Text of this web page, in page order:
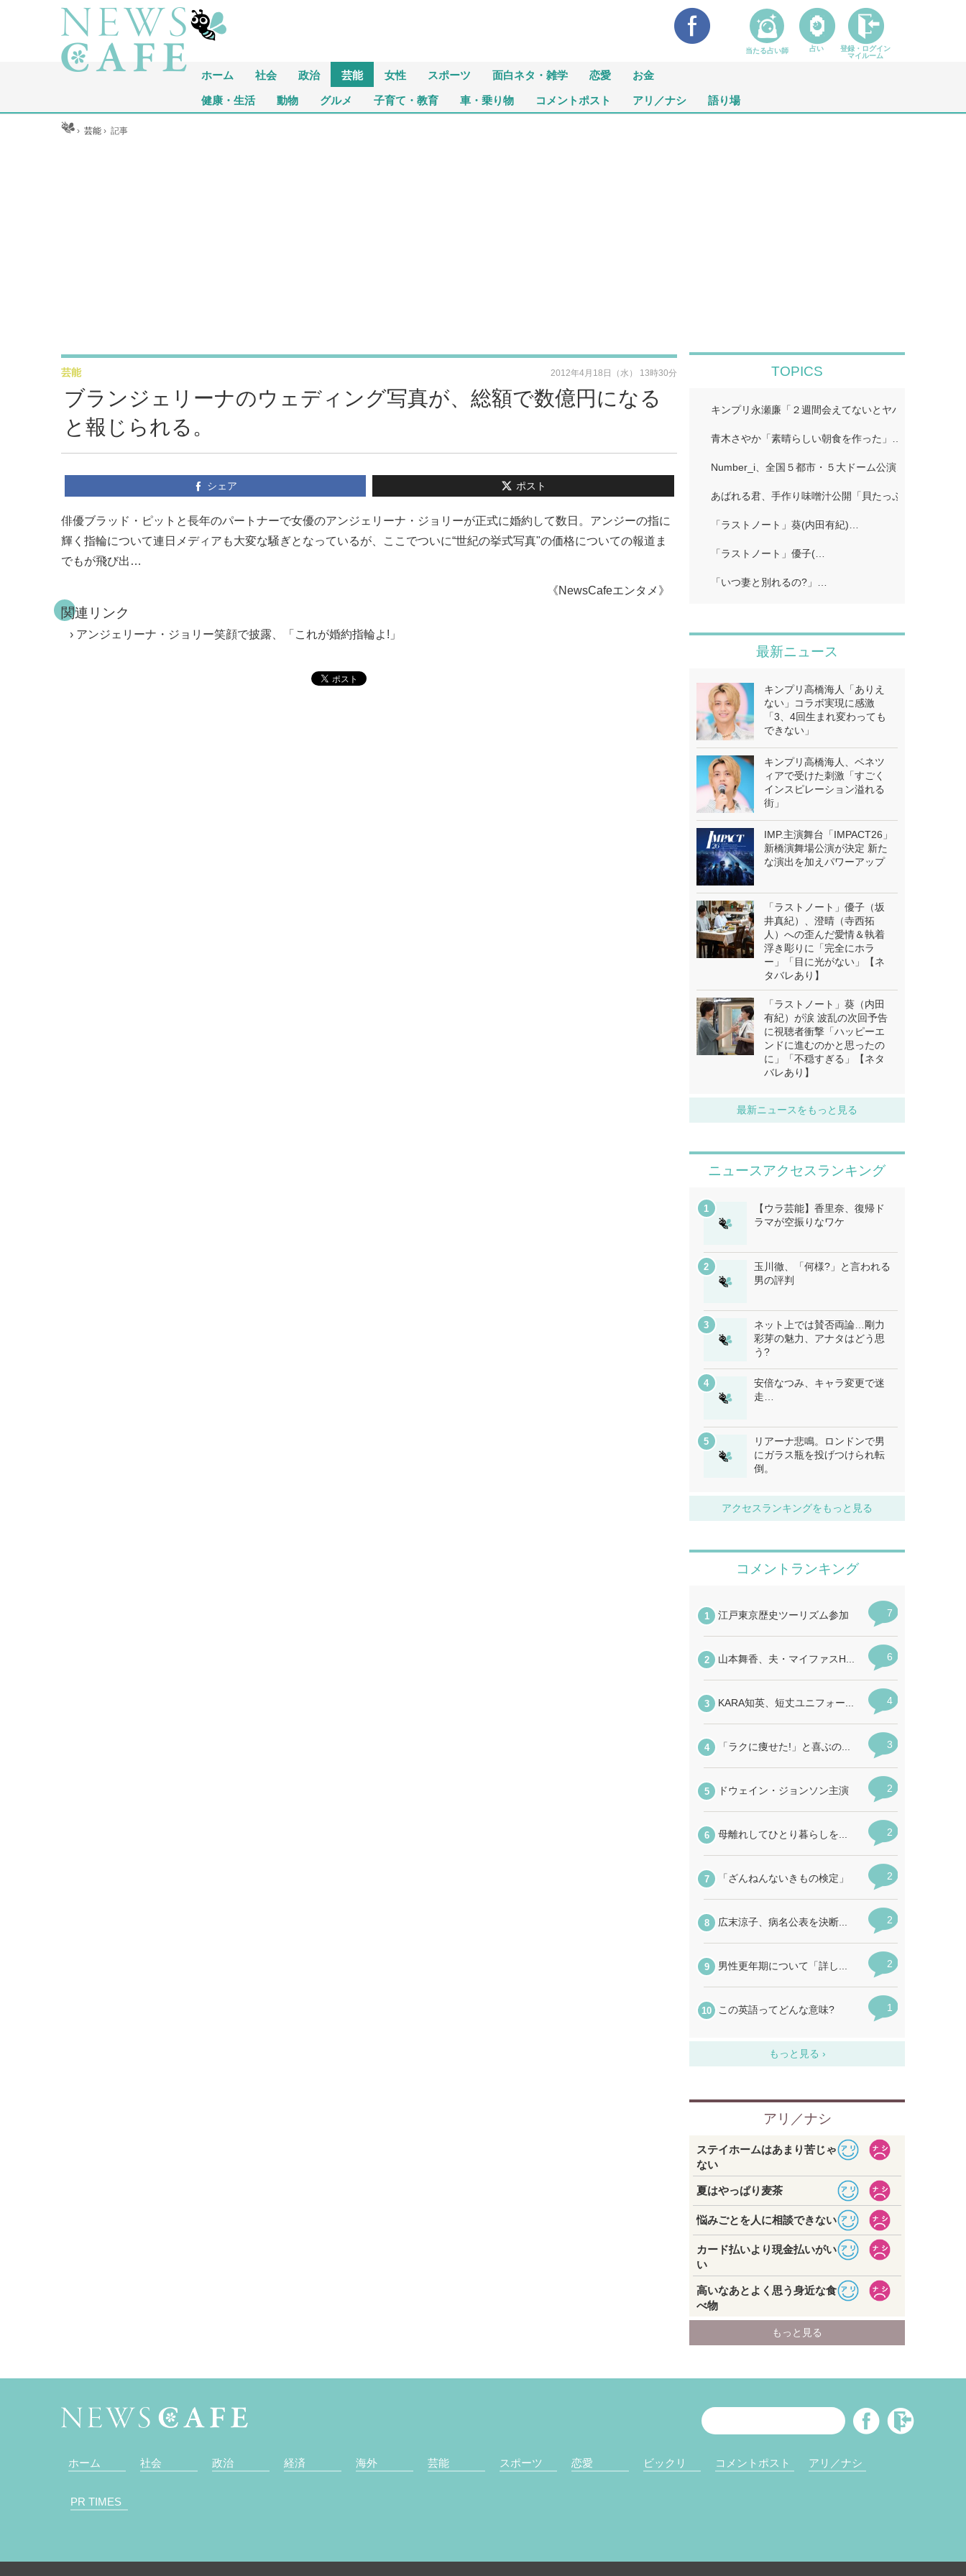
ホーム 社会 政治 芸能 女性 スポーツ 面白ネタ・雑学 恋愛 お金
健康・生活 動物 グルメ 子育て・教育 車・乗り物 コメントポスト アリ／ナシ 語り場
ホーム ›芸能 ›記事
ブランジェリーナのウェディング写真が、総額で数億円になる
と報じられる。
芸能 2012年4月18日（水） 13時30分
シェア ポスト
俳優ブラッド・ピットと長年のパートナーで女優のアンジェリーナ・ジョリーが正式に婚約して数日。アンジーの指に
輝く指輪について連日メディアも大変な騒ぎとなっているが、ここでついに“世紀の挙式写真"の価格についての報道ま
でもが飛び出…
《NewsCafeエンタメ》
関連リンク
アンジェリーナ・ジョリー笑顔で披露、「これが婚約指輪よ!」
TOPICS
キンプリ永瀬廉「２週間会えてないとヤバいってなる
青木さやか「素晴らしい朝食を作った」…
Number_i、全国５都市・５大ドーム公演…
あばれる君、手作り味噌汁公開「貝たっぷりで美味し
「ラストノート」葵(内田有紀)…
「ラストノート」優子(…
「いつ妻と別れるの?」…
最新ニュース
キンプリ高橋海人「ありえ
ない」コラボ実現に感激
「3、4回生まれ変わっても
できない」
キンプリ高橋海人、ベネツ
ィアで受けた刺激「すごく
インスピレーション溢れる
街」
IMP.主演舞台「IMPACT26」
新橋演舞場公演が決定 新た
な演出を加えパワーアップ
「ラストノート」優子（坂
井真紀）、澄晴（寺西拓
人）への歪んだ愛情＆執着
浮き彫りに「完全にホラ
ー」「目に光がない」【ネ
タバレあり】
「ラストノート」葵（内田
有紀）が涙 波乱の次回予告
に視聴者衝撃「ハッピーエ
ンドに進むのかと思ったの
に」「不穏すぎる」【ネタ
バレあり】
最新ニュースをもっと見る
ニュースアクセスランキング
【ウラ芸能】香里奈、復帰ド
ラマが空振りなワケ
玉川徹、「何様?」と言われる
男の評判
ネット上では賛否両論…剛力
彩芽の魅力、アナタはどう思
う?
安倍なつみ、キャラ変更で迷
走…
リアーナ悲鳴。ロンドンで男
にガラス瓶を投げつけられ転
倒。
アクセスランキングをもっと見る
ホーム 社会 政治 経済 海外 芸能 スポーツ 恋愛 ビックリ コメントポスト アリ／ナシ
PR TIMES
当たる占い師 占い
登録・ログイン
マイルーム